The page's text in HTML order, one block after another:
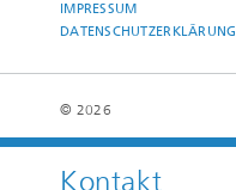
Kontakt
IMPRESSUM
DATENSCHUTZERKLÄRUNG
© 2026